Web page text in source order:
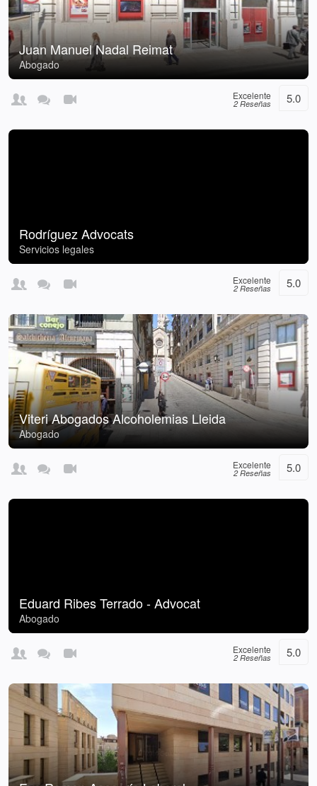
Juan Manuel Nadal Reimat
Abogado
Excelente
2 Reseñas 5.0
Rodríguez Advocats
Servicios legales
Excelente
2 Reseñas 5.0
Viteri Abogados Alcoholemias Lleida
Abogado
Excelente
2 Reseñas 5.0
Eduard Ribes Terrado - Advocat
Abogado
Excelente
2 Reseñas 5.0